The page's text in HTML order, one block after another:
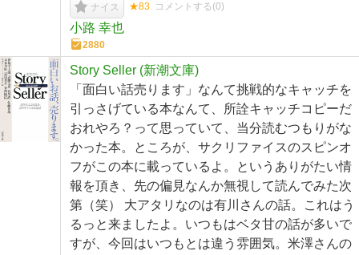
ナイス ★83 コメントする(0)
小路 幸也
2880
Story Seller (新潮文庫)
「面白い話売ります」なんて挑戦的なキャッチを
引っさげている本なんて、所詮キャッチコピーだ
おれやろ？って思っていて、当分読むつもりがな
かった本。ところが、サクリファイスのスピンオ
フがこの本に載っているよ。というありがたい情
報を頂き、先の偏見なんか無視して読んでみた次
第（笑） 大アタリなのは有川さんの話。これはう
るっと来ましたよ。いつもはベタ甘の話が多いで
すが、今回はいつもとは違う雰囲気。米澤さんの